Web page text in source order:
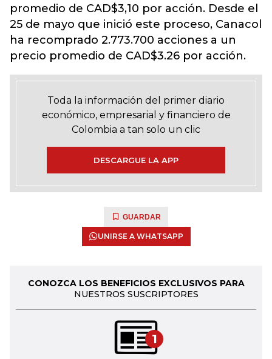
promedio de CAD$3,10 por acción. Desde el
25 de mayo que inició este proceso, Canacol
ha recomprado 2.773.700 acciones a un
precio promedio de CAD$3.26 por acción.
Toda la información del primer diario
económico, empresarial y financiero de
Colombia a tan solo un clic
DESCARGUE LA APP
GUARDAR
UNIRSE A WHATSAPP
CONOZCA LOS BENEFICIOS EXCLUSIVOS PARA
NUESTROS SUSCRIPTORES
1